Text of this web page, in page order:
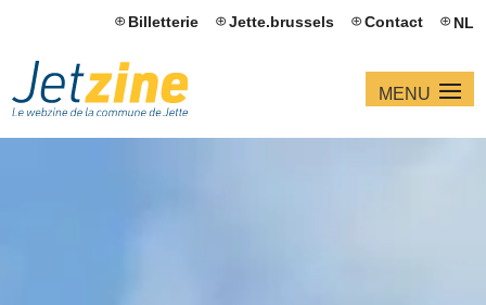
Billetterie Jette.brussels Contact NL